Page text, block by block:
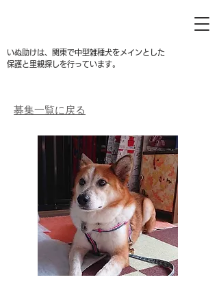
いぬ助けは、関東で中型雑種犬をメインとした
保護と里親探しを行っています。
募集一覧に戻る